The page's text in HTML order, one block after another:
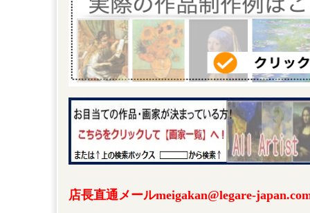
店長直通メールmeigakan@legare-